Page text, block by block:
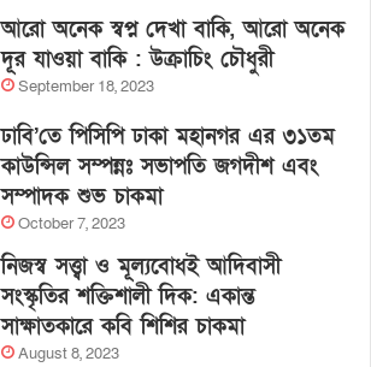
আরো অনেক স্বপ্ন দেখা বাকি, আরো অনেক
দূর যাওয়া বাকি : উক্রাচিং চৌধুরী
September 18, 2023
ঢাবি’তে পিসিপি ঢাকা মহানগর এর ৩১তম
কাউন্সিল সম্পন্নঃ সভাপতি জগদীশ এবং
সম্পাদক শুভ চাকমা
October 7, 2023
নিজস্ব সত্ত্বা ও মূল্যবোধই আদিবাসী
সংস্কৃতির শক্তিশালী দিক: একান্ত
সাক্ষাতকারে কবি শিশির চাকমা
August 8, 2023